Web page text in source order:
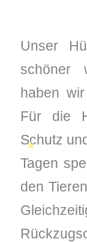
Unser
schöner
haben
Für die
Schutz
Tagen
den
✭